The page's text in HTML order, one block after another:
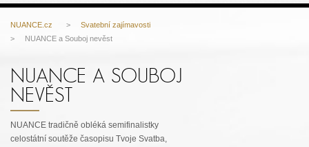
NUANCE.cz > Svatební zajímavosti
> NUANCE a Souboj nevěst
NUANCE A SOUBOJ
NEVĚST
NUANCE tradičně obléká semifinalistky
celostátní soutěže časopisu Tvoje Svatba,